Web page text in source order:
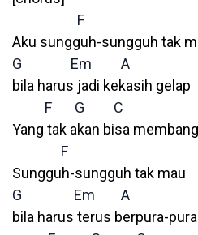
F
Aku sungguh-sungguh tak
G
Em
A
bila harus jadi kekasih gelap
F
G
C
Yang tak akan bisa
F
Sungguh-sungguh tak mau
G
Em
A
bila harus terus berpura-pura